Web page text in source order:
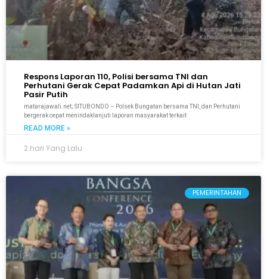
Respons Laporan 110, Polisi bersama TNI dan
Perhutani Gerak Cepat Padamkan Api di Hutan Jati
Pasir Putih
matarajawali.net; SITUBONDO – Polsek Bungatan bersama TNI, dan Perhutani
bergerak cepat menindaklanjuti laporan masyarakat terkait
READ MORE »
2 hari Yang Lalu
PEMERINTAHAN